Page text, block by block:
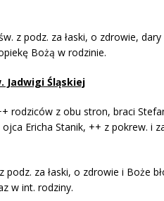
z podz. za łaski, o zdrowie,
Bożą w rodzinie.
Śląskiej
rodziców z obu stron, braci
Ericha Stanik, ++ z pokrew. i
za łaski, o zdrowie i Boże
w int. rodziny.